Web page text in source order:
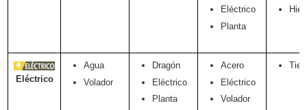
Eléctrico
Planta
Eléctrico
Agua
Volador
Dragón
Eléctrico
Planta
Acero
Eléctrico
Volador